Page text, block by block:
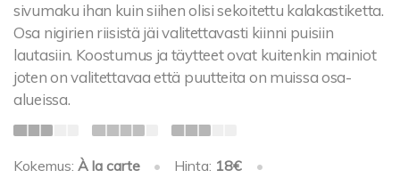
sivumaku ihan kuin siihen olisi sekoitettu kalakastiketta.
Osa nigirien riisistä jäi valitettavasti kiinni puisiin
lautasiin. Koostumus ja täytteet ovat kuitenkin mainiot
joten on valitettavaa että puutteita on muissa osa-
alueissa.
Kokemus: À la carte • Hinta: 18€
•